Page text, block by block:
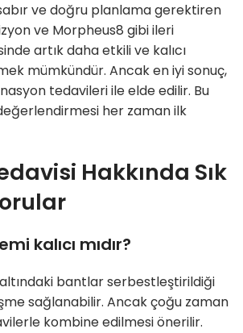
ve doğru planlama gerektiren
ve Morpheus8 gibi ileri
artık daha etkili ve kalıcı
mümkündür. Ancak en iyi sonuç,
tedavileri ile elde edilir. Bu
her zaman ilk
Hakkında Sık
kalıcı mıdır?
bantlar serbestleştirildiği
sağlanabilir. Ancak çoğu zaman
kombine edilmesi önerilir.